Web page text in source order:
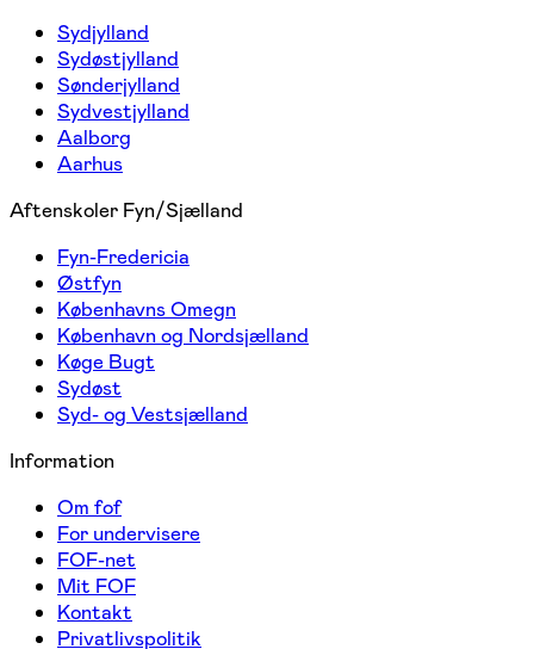
Sydjylland
Sydøstjylland
Sønderjylland
Sydvestjylland
Aalborg
Aarhus
Aftenskoler Fyn/Sjælland
Fyn-Fredericia
Østfyn
Københavns Omegn
København og Nordsjælland
Køge Bugt
Sydøst
Syd- og Vestsjælland
Information
Om fof
For undervisere
FOF-net
Mit FOF
Kontakt
Privatlivspolitik